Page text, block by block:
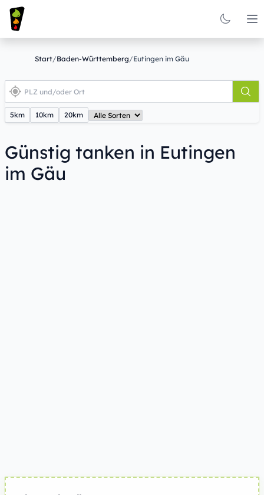
Start/Baden-Württemberg/Eutingen im Gäu
5km 10km 20km
Günstig tanken in Eutingen
im Gäu